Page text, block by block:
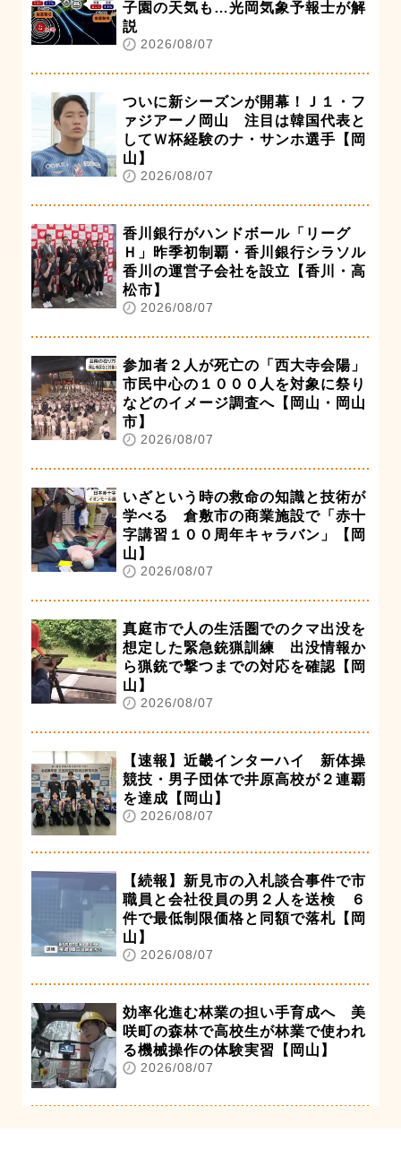
子園の天気も…光岡気象予報士が解
説
2026/08/07
ついに新シーズンが開幕！Ｊ１・フ
ァジアーノ岡山 注目は韓国代表と
してＷ杯経験のナ・サンホ選手【岡
山】
2026/08/07
香川銀行がハンドボール「リーグ
Ｈ」昨季初制覇・香川銀行シラソル
香川の運営子会社を設立【香川・高
松市】
2026/08/07
参加者２人が死亡の「西大寺会陽」
市民中心の１０００人を対象に祭り
などのイメージ調査へ【岡山・岡山
市】
2026/08/07
いざという時の救命の知識と技術が
学べる 倉敷市の商業施設で「赤十
字講習１００周年キャラバン」【岡
山】
2026/08/07
真庭市で人の生活圏でのクマ出没を
想定した緊急銃猟訓練 出没情報か
ら猟銃で撃つまでの対応を確認【岡
山】
2026/08/07
【速報】近畿インターハイ 新体操
競技・男子団体で井原高校が２連覇
を達成【岡山】
2026/08/07
【続報】新見市の入札談合事件で市
職員と会社役員の男２人を送検 ６
件で最低制限価格と同額で落札【岡
山】
2026/08/07
効率化進む林業の担い手育成へ 美
咲町の森林で高校生が林業で使われ
る機械操作の体験実習【岡山】
2026/08/07